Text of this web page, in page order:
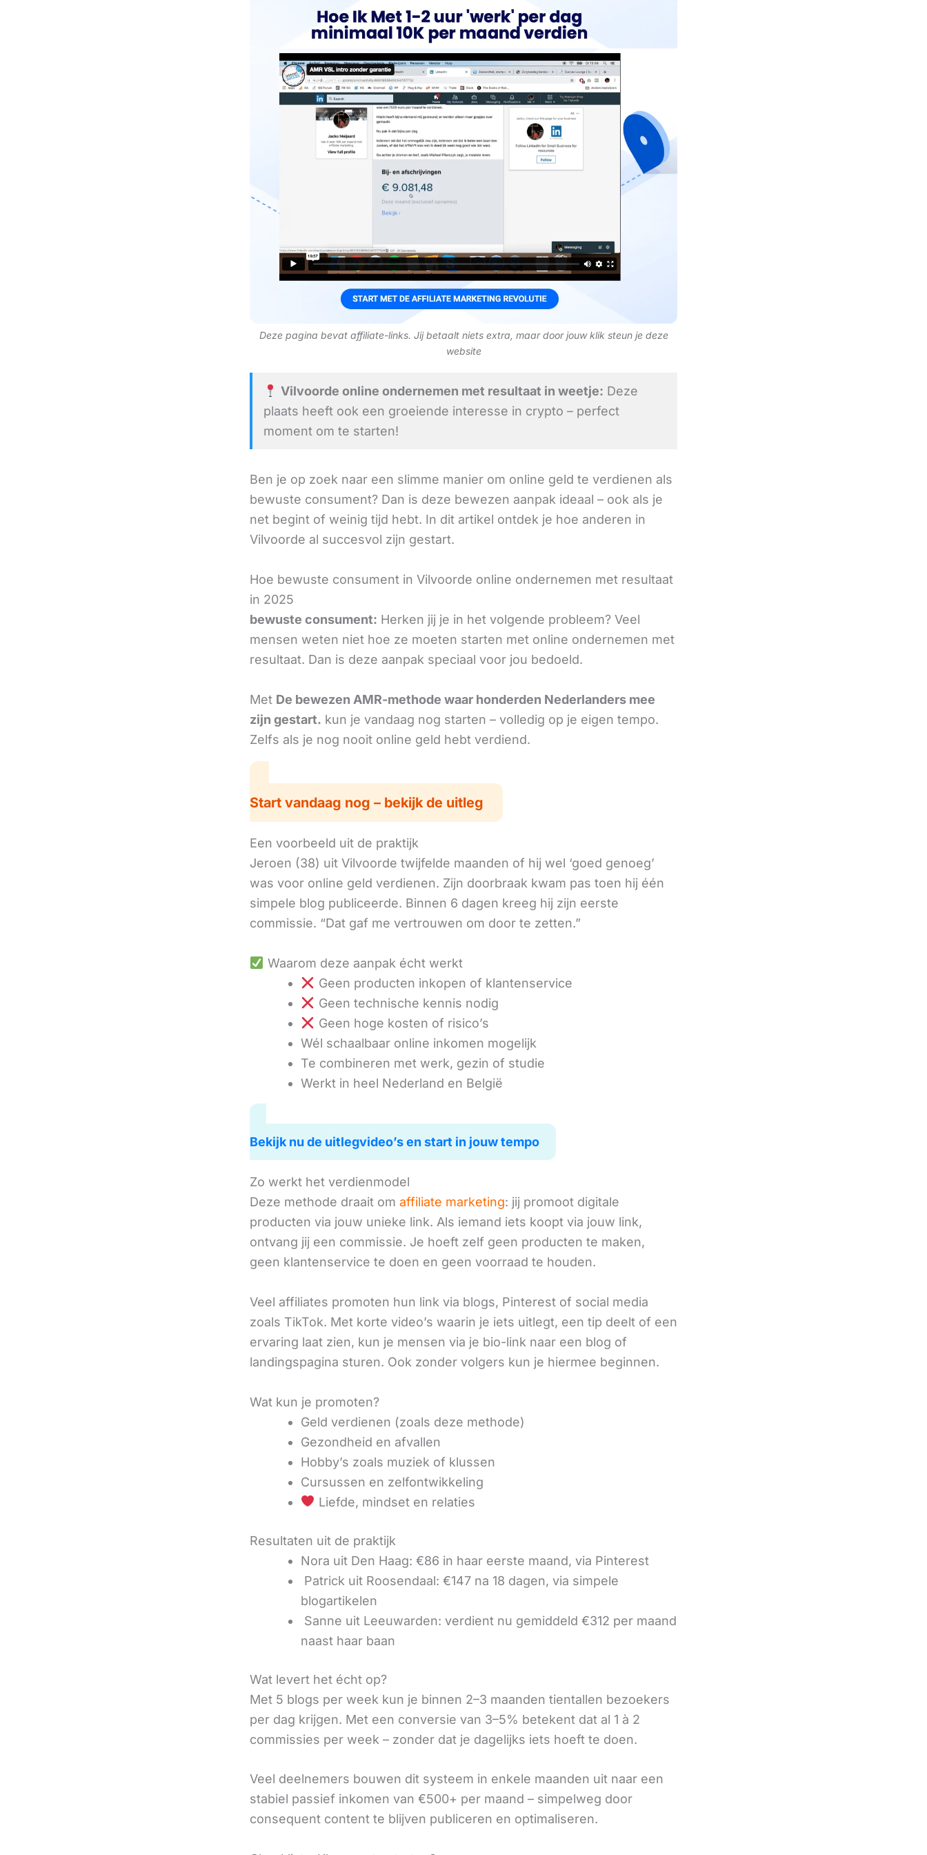
Deze pagina bevat affiliate-links. Jij betaalt niets extra, maar door jouw klik steun je deze
website
Vilvoorde online ondernemen met resultaat in weetje: Deze
plaats heeft ook een groeiende interesse in crypto – perfect
moment om te starten!
Ben je op zoek naar een slimme manier om online geld te verdienen als
bewuste consument? Dan is deze bewezen aanpak ideaal – ook als je
net begint of weinig tijd hebt. In dit artikel ontdek je hoe anderen in
Vilvoorde al succesvol zijn gestart.
Hoe bewuste consument in Vilvoorde online ondernemen met resultaat
in 2025
bewuste consument: Herken jij je in het volgende probleem? Veel
mensen weten niet hoe ze moeten starten met online ondernemen met
resultaat. Dan is deze aanpak speciaal voor jou bedoeld.
Met De bewezen AMR-methode waar honderden Nederlanders mee
zijn gestart. kun je vandaag nog starten – volledig op je eigen tempo.
Zelfs als je nog nooit online geld hebt verdiend.
Start vandaag nog – bekijk de uitleg
Een voorbeeld uit de praktijk
Jeroen (38) uit Vilvoorde twijfelde maanden of hij wel ‘goed genoeg’
was voor online geld verdienen. Zijn doorbraak kwam pas toen hij één
simpele blog publiceerde. Binnen 6 dagen kreeg hij zijn eerste
commissie. “Dat gaf me vertrouwen om door te zetten.”
Waarom deze aanpak écht werkt
Geen producten inkopen of klantenservice
Geen technische kennis nodig
Geen hoge kosten of risico’s
Wél schaalbaar online inkomen mogelijk
Te combineren met werk, gezin of studie
Werkt in heel Nederland en België
Bekijk nu de uitlegvideo’s en start in jouw tempo
Zo werkt het verdienmodel
Deze methode draait om affiliate marketing: jij promoot digitale
producten via jouw unieke link. Als iemand iets koopt via jouw link,
ontvang jij een commissie. Je hoeft zelf geen producten te maken,
geen klantenservice te doen en geen voorraad te houden.
Veel affiliates promoten hun link via blogs, Pinterest of social media
zoals TikTok. Met korte video’s waarin je iets uitlegt, een tip deelt of een
ervaring laat zien, kun je mensen via je bio-link naar een blog of
landingspagina sturen. Ook zonder volgers kun je hiermee beginnen.
Wat kun je promoten?
Geld verdienen (zoals deze methode)
Gezondheid en afvallen
Hobby’s zoals muziek of klussen
Cursussen en zelfontwikkeling
Liefde, mindset en relaties
Resultaten uit de praktijk
Nora uit Den Haag: €86 in haar eerste maand, via Pinterest
‍ Patrick uit Roosendaal: €147 na 18 dagen, via simpele
blogartikelen
‍ Sanne uit Leeuwarden: verdient nu gemiddeld €312 per maand
naast haar baan
Wat levert het écht op?
Met 5 blogs per week kun je binnen 2–3 maanden tientallen bezoekers
per dag krijgen. Met een conversie van 3–5% betekent dat al 1 à 2
commissies per week – zonder dat je dagelijks iets hoeft te doen.
Veel deelnemers bouwen dit systeem in enkele maanden uit naar een
stabiel passief inkomen van €500+ per maand – simpelweg door
consequent content te blijven publiceren en optimaliseren.